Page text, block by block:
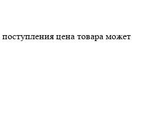
цена товара может